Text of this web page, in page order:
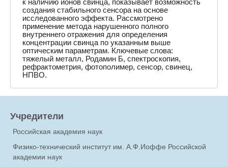
к наличию ионов свинца, показывает возможность
создания стабильного сенсора на основе
исследованного эффекта. Рассмотрено
применение метода нарушенного полного
внутреннего отражения для определения
концентрации свинца по указанным выше
оптическим параметрам. Ключевые слова:
тяжелый металл, Родамин Б, спектроскопия,
рефрактометрия, фотополимер, сенсор, свинец,
НПВО.
Учредители
Российская академия наук
Физико-технический институт им. А.Ф.Иоффе Российской
академии наук